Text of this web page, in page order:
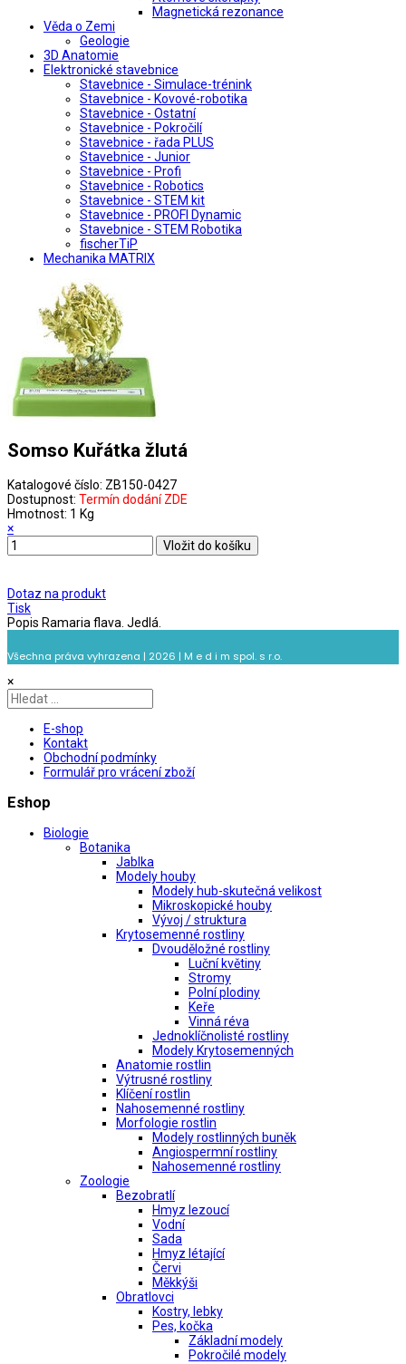
Magnetická rezonance
Věda o Zemi
Geologie
3D Anatomie
Elektronické stavebnice
Stavebnice - Simulace-trénink
Stavebnice - Kovové-robotika
Stavebnice - Ostatní
Stavebnice - Pokročilí
Stavebnice - řada PLUS
Stavebnice - Junior
Stavebnice - Profi
Stavebnice - Robotics
Stavebnice - STEM kit
Stavebnice - PROFI Dynamic
Stavebnice - STEM Robotika
fischerTiP
Mechanika MATRIX
Somso Kuřátka žlutá
Katalogové číslo: ZB150-0427
Dostupnost: Termín dodání ZDE
Hmotnost: 1 Kg
×
Dotaz na produkt
Tisk
Popis Ramaria flava. Jedlá.
Všechna práva vyhrazena | 2026 | M e d i m spol. s r.o.
×
E-shop
Kontakt
Obchodní podmínky
Formulář pro vrácení zboží
Eshop
Biologie
Botanika
Jablka
Modely houby
Modely hub-skutečná velikost
Mikroskopické houby
Vývoj / struktura
Krytosemenné rostliny
Dvouděložné rostliny
Luční květiny
Stromy
Polní plodiny
Keře
Vinná réva
Jednoklíčnolisté rostliny
Modely Krytosemenných
Anatomie rostlin
Výtrusné rostliny
Klíčení rostlin
Nahosemenné rostliny
Morfologie rostlin
Modely rostlinných buněk
Angiospermní rostliny
Nahosemenné rostliny
Zoologie
Bezobratlí
Hmyz lezoucí
Vodní
Sada
Hmyz létající
Červi
Měkkýši
Obratlovci
Kostry, lebky
Pes, kočka
Základní modely
Pokročilé modely